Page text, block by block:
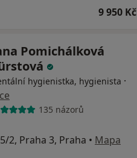
9 950 Kč
Pomichálková
hygienistka, hygienista ·
135 názorů
2, Praha 3, Praha • Mapa